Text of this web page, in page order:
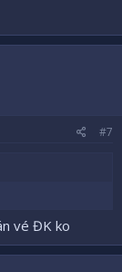
#7
vé ĐK ko